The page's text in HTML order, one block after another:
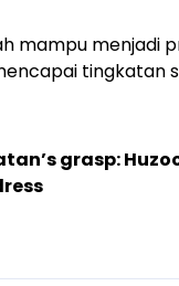
mampu menjadi
tingkatan
grasp: